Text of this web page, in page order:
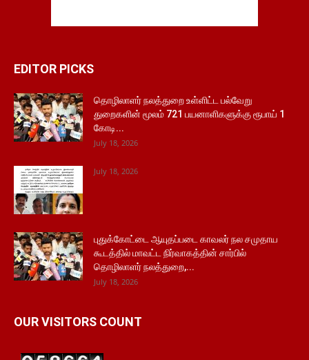
EDITOR PICKS
தொழிலாளர் நலத்துறை உள்ளிட்ட பல்வேறு
துறைகளின் மூலம் 721 பயனாளிகளுக்கு ரூபாய் 1
கோடி...
July 18, 2026
July 18, 2026
புதுக்கோட்டை ஆயுதப்படை காவலர் நல சமுதாய
கூடத்தில் மாவட்ட நிர்வாகத்தின் சார்பில்
தொழிலாளர் நலத்துறை,...
July 18, 2026
OUR VISITORS COUNT